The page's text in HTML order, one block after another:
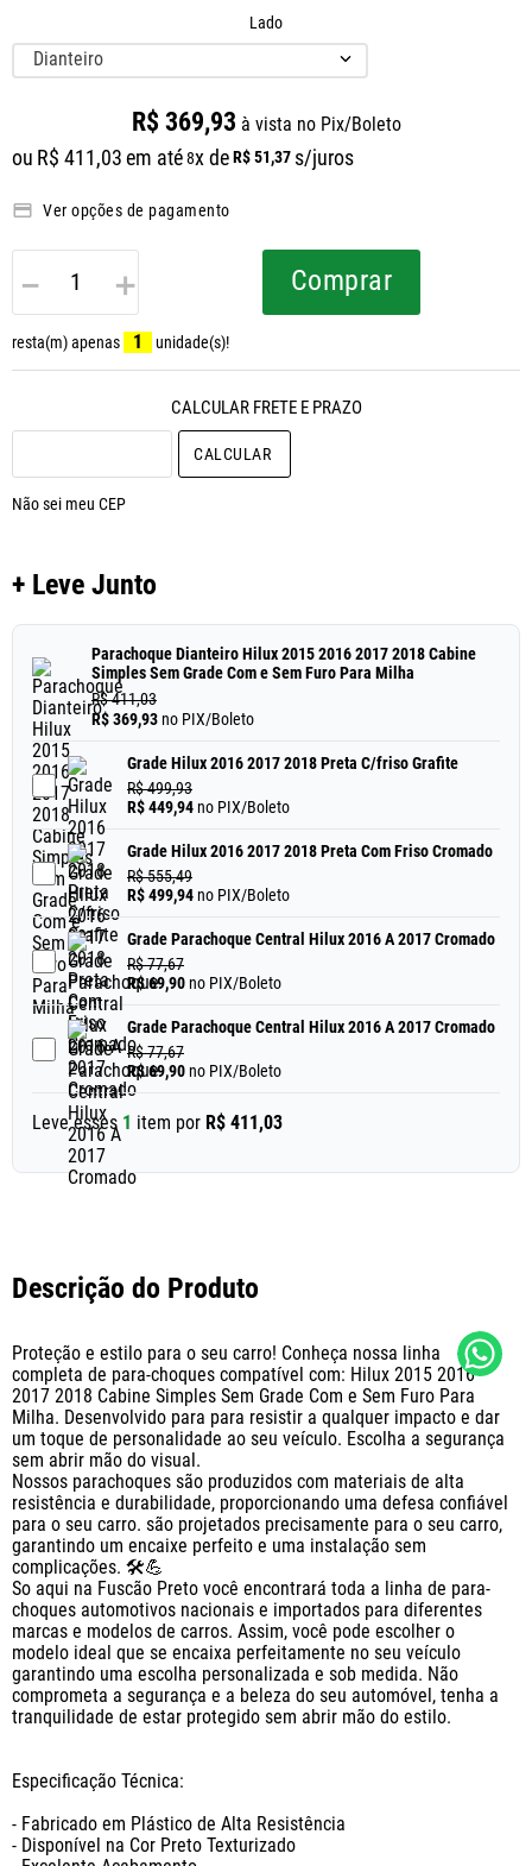
Lado
Dianteiro
R$ 369,93 à vista no Pix/Boleto
ou R$ 411,03em até8x deR$51,37 s/juros
Ver opções de pagamento
＋
－ Comprar
resta(m) apenas 1 unidade(s)!
Não sei meu CEP
+ Leve Junto
Parachoque Dianteiro Hilux 2015 2016 2017 2018 Cabine
Simples Sem Grade Com e Sem Furo Para Milha
R$ 411,03
R$ 369,93no PIX/Boleto
Grade Hilux 2016 2017 2018 Preta C/friso Grafite
R$ 499,93
R$ 449,94no PIX/Boleto
Grade Hilux 2016 2017 2018 Preta Com Friso Cromado
R$ 555,49
R$ 499,94no PIX/Boleto
Grade Parachoque Central Hilux 2016 A 2017 Cromado
R$ 77,67
R$ 69,90no PIX/Boleto
Grade Parachoque Central Hilux 2016 A 2017 Cromado
R$ 77,67
R$ 69,90no PIX/Boleto
Leve esses 1 item por R$ 411,03
Descrição do Produto
Proteção e estilo para o seu carro! Conheça nossa linha
completa de para-choques compatível com: Hilux 2015 2016
2017 2018 Cabine Simples Sem Grade Com e Sem Furo Para
Milha. Desenvolvido para para resistir a qualquer impacto e dar
um toque de personalidade ao seu veículo. Escolha a segurança
sem abrir mão do visual.
Nossos parachoques são produzidos com materiais de alta
resistência e durabilidade, proporcionando uma defesa confiável
para o seu carro. são projetados precisamente para o seu carro,
garantindo um encaixe perfeito e uma instalação sem
complicações. 🛠️💪
So aqui na Fuscão Preto você encontrará toda a linha de para-
choques automotivos nacionais e importados para diferentes
marcas e modelos de carros. Assim, você pode escolher o
modelo ideal que se encaixa perfeitamente no seu veículo
garantindo uma escolha personalizada e sob medida. Não
comprometa a segurança e a beleza do seu automóvel, tenha a
tranquilidade de estar protegido sem abrir mão do estilo.
Especificação Técnica:
- Fabricado em Plástico de Alta Resistência
- Disponível na Cor Preto Texturizado